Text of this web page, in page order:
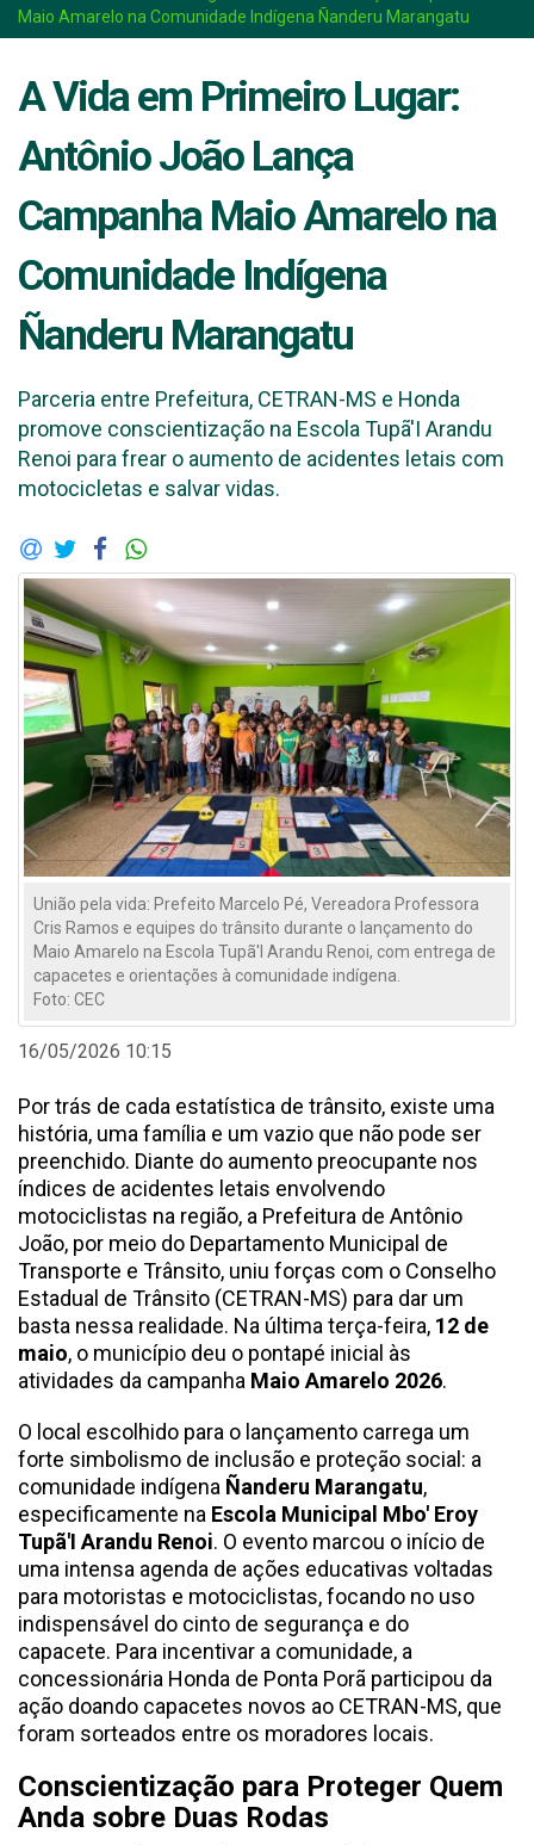
Maio Amarelo na Comunidade Indígena Ñanderu Marangatu
A Vida em Primeiro Lugar:
Antônio João Lança
Campanha Maio Amarelo na
Comunidade Indígena
Ñanderu Marangatu
Parceria entre Prefeitura, CETRAN-MS e Honda
promove conscientização na Escola Tupã'I Arandu
Renoi para frear o aumento de acidentes letais com
motocicletas e salvar vidas.
União pela vida: Prefeito Marcelo Pé, Vereadora Professora
Cris Ramos e equipes do trânsito durante o lançamento do
Maio Amarelo na Escola Tupã'I Arandu Renoi, com entrega de
capacetes e orientações à comunidade indígena.
Foto: CEC
16/05/2026 10:15
Por trás de cada estatística de trânsito, existe uma
história, uma família e um vazio que não pode ser
preenchido. Diante do aumento preocupante nos
índices de acidentes letais envolvendo
motociclistas na região, a Prefeitura de Antônio
João, por meio do Departamento Municipal de
Transporte e Trânsito, uniu forças com o Conselho
Estadual de Trânsito (CETRAN-MS) para dar um
basta nessa realidade. Na última terça-feira, 12 de
maio, o município deu o pontapé inicial às
atividades da campanha Maio Amarelo 2026.
O local escolhido para o lançamento carrega um
forte simbolismo de inclusão e proteção social: a
comunidade indígena Ñanderu Marangatu,
especificamente na Escola Municipal Mbo' Eroy
Tupã'I Arandu Renoi. O evento marcou o início de
uma intensa agenda de ações educativas voltadas
para motoristas e motociclistas, focando no uso
indispensável do cinto de segurança e do
capacete. Para incentivar a comunidade, a
concessionária Honda de Ponta Porã participou da
ação doando capacetes novos ao CETRAN-MS, que
foram sorteados entre os moradores locais.
Conscientização para Proteger Quem
Anda sobre Duas Rodas